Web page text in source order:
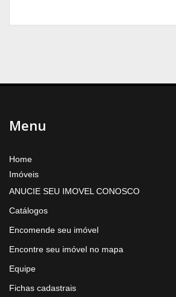
Menu
Home
Imóveis
ANUCIE SEU IMOVEL CONOSCO
Catálogos
Encomende seu imóvel
Encontre seu imóvel no mapa
Equipe
Fichas cadastrais